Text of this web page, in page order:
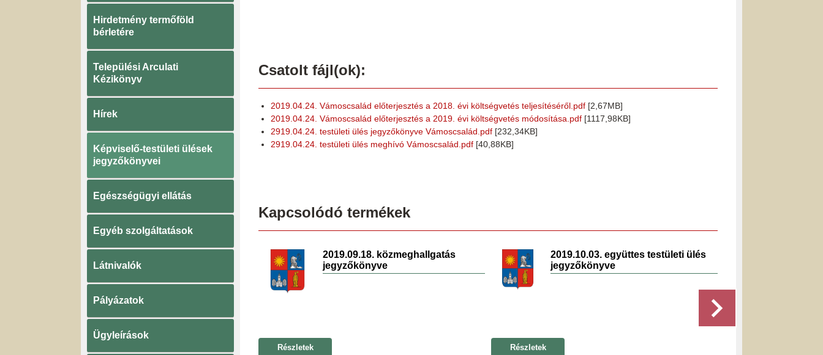
Hirdetmény termőföld
bérletére
Települési Arculati
Kézikönyv
Hírek
Képviselő-testületi ülések
jegyzőkönyvei
Egészségügyi ellátás
Egyéb szolgáltatások
Látnivalók
Pályázatok
Ügyleírások
Csatolt fájl(ok):
2019.04.24. Vámoscsalád előterjesztés a 2018. évi költségvetés teljesítéséről.pdf [2,67MB]
2019.04.24. Vámoscsalád előterjesztés a 2019. évi költségvetés módosítása.pdf [1117,98KB]
2919.04.24. testületi ülés jegyzőkönyve Vámoscsalád.pdf [232,34KB]
2919.04.24. testületi ülés meghívó Vámoscsalád.pdf [40,88KB]
Kapcsolódó termékek
2019.09.18. közmeghallgatás
jegyzőkönyve
Részletek
2019.10.03. együttes testületi ülés
jegyzőkönyve
Részletek